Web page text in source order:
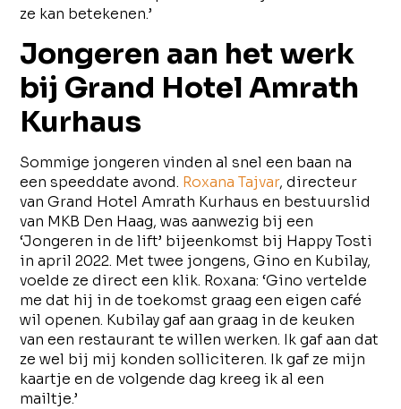
ze kan betekenen.’
Jongeren aan het werk
bij Grand Hotel Amrath
Kurhaus
Sommige jongeren vinden al snel een baan na
een speeddate avond. Roxana Tajvar, directeur
van Grand Hotel Amrath Kurhaus en bestuurslid
van MKB Den Haag, was aanwezig bij een
‘Jongeren in de lift’ bijeenkomst bij Happy Tosti
in april 2022. Met twee jongens, Gino en Kubilay,
voelde ze direct een klik. Roxana: ‘Gino vertelde
me dat hij in de toekomst graag een eigen café
wil openen. Kubilay gaf aan graag in de keuken
van een restaurant te willen werken. Ik gaf aan dat
ze wel bij mij konden solliciteren. Ik gaf ze mijn
kaartje en de volgende dag kreeg ik al een
mailtje.’